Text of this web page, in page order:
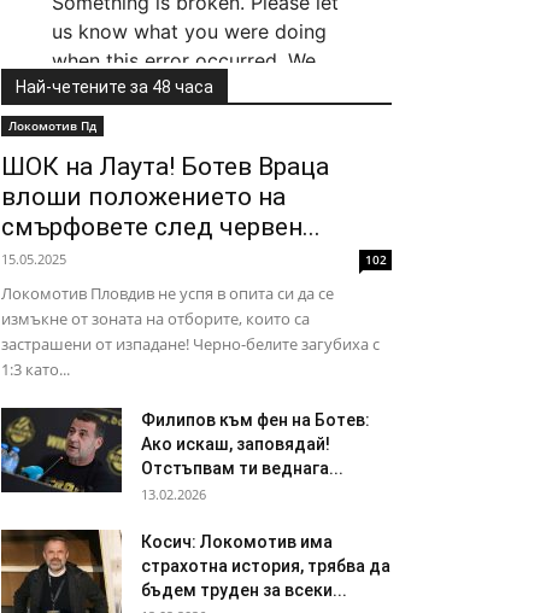
Най-четените за 48 часа
Локомотив Пд
ШОК на Лаута! Ботев Враца
влоши положението на
смърфовете след червен...
15.05.2025 102
Локомотив Пловдив не успя в опита си да се
измъкне от зоната на отборите, които са
застрашени от изпадане! Черно-белите загубиха с
1:3 като...
Филипов към фен на Ботев:
Ако искаш, заповядай!
Отстъпвам ти веднага...
13.02.2026
Косич: Локомотив има
страхотна история, трябва да
бъдем труден за всеки...